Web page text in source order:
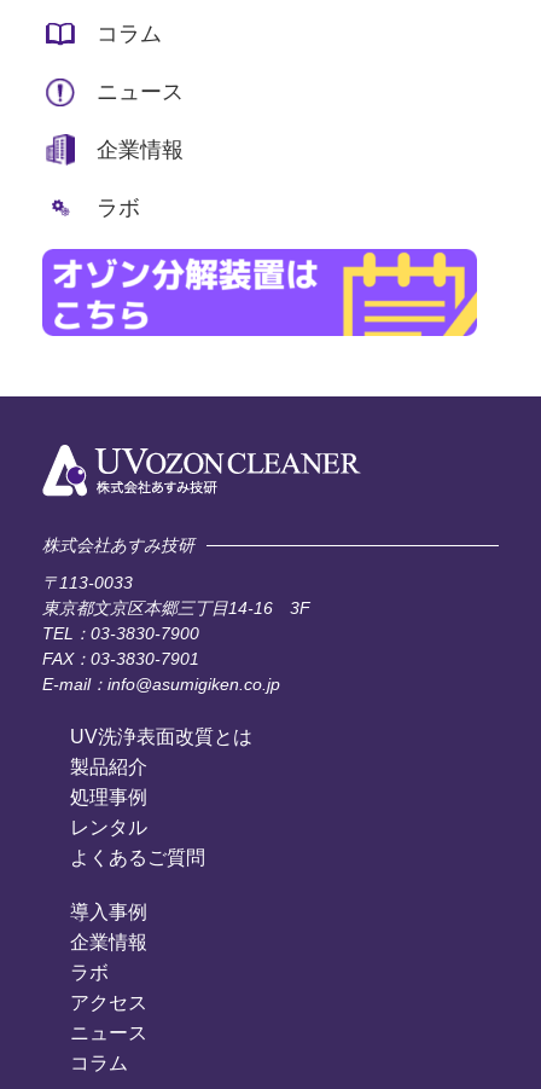
コラム
ニュース
企業情報
ラボ
株式会社あすみ技研
〒113-0033
東京都文京区本郷三丁目14-16 3F
TEL：03-3830-7900
FAX：03-3830-7901
E-mail：info@asumigiken.co.jp
UV洗浄表面改質とは
製品紹介
処理事例
レンタル
よくあるご質問
導入事例
企業情報
ラボ
アクセス
ニュース
コラム